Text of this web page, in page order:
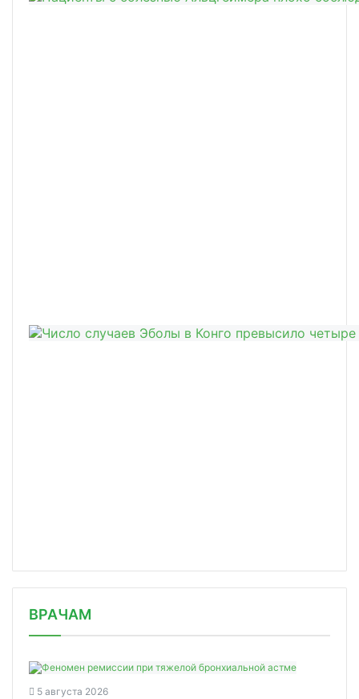
ВРАЧАМ
5 августа 2026